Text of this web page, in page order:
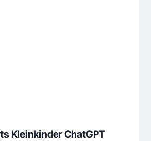
Kleinkinder ChatGPT